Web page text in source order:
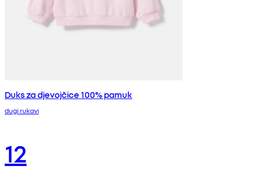
Duks za djevojčice 100% pamuk
dugi rukavi
12